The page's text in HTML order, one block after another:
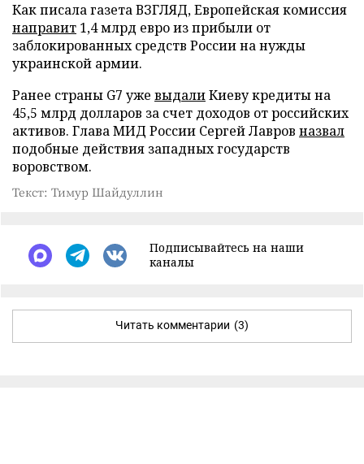
Как писала газета ВЗГЛЯД, Европейская комиссия
направит 1,4 млрд евро из прибыли от
заблокированных средств России на нужды
украинской армии.
Ранее страны G7 уже выдалиКиеву кредиты на
45,5 млрд долларов за счет доходов от российских
активов. Глава МИД России Сергей Лавров назвал
подобные действия западных государств
воровством.
Текст: Тимур Шайдуллин
Подписывайтесь на наши
каналы
Читать комментарии (3)